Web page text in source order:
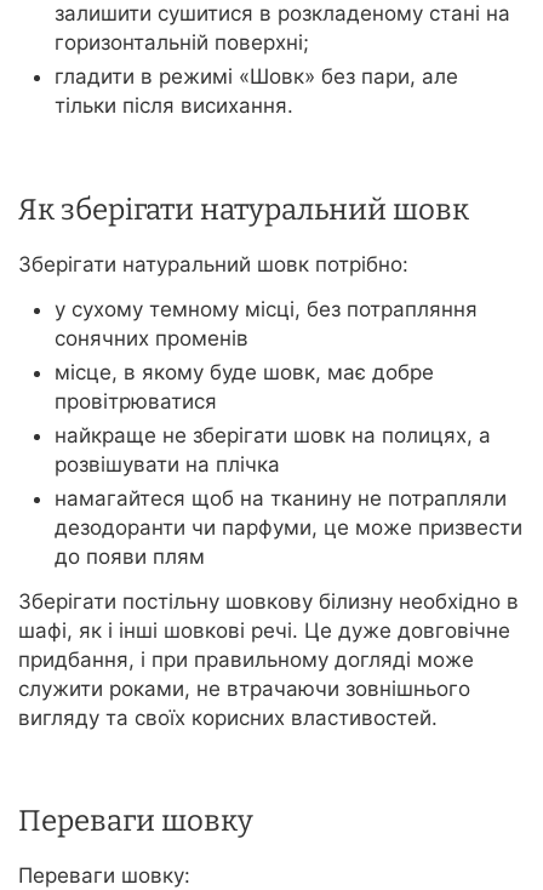
залишити сушитися в розкладеному стані на
горизонтальній поверхні;
гладити в режимі «Шовк» без пари, але
тільки після висихання.
Як зберігати натуральний шовк
Зберігати натуральний шовк потрібно:
у сухому темному місці, без потрапляння
сонячних променів
місце, в якому буде шовк, має добре
провітрюватися
найкраще не зберігати шовк на полицях, а
розвішувати на плічка
намагайтеся щоб на тканину не потрапляли
дезодоранти чи парфуми, це може призвести
до появи плям
Зберігати постільну шовкову білизну необхідно в
шафі, як і інші шовкові речі. Це дуже довговічне
придбання, і при правильному догляді може
служити роками, не втрачаючи зовнішнього
вигляду та своїх корисних властивостей.
Переваги шовку
Переваги шовку: